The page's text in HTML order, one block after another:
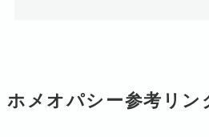
ホメオパシー参考リン